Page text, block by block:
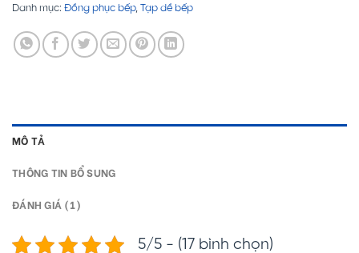
Danh mục: Đồng phục bếp, Tạp dề bếp
MÔ TẢ
THÔNG TIN BỔ SUNG
ĐÁNH GIÁ (1)
5/5 - (17 bình chọn)